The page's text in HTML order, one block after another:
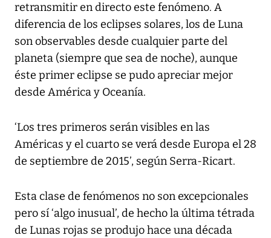
retransmitir en directo este fenómeno. A
diferencia de los eclipses solares, los de Luna
son observables desde cualquier parte del
planeta (siempre que sea de noche), aunque
éste primer eclipse se pudo apreciar mejor
desde América y Oceanía.
‘Los tres primeros serán visibles en las
Américas y el cuarto se verá desde Europa el 28
de septiembre de 2015’, según Serra-Ricart.
Esta clase de fenómenos no son excepcionales
pero sí ‘algo inusual’, de hecho la última tétrada
de Lunas rojas se produjo hace una década